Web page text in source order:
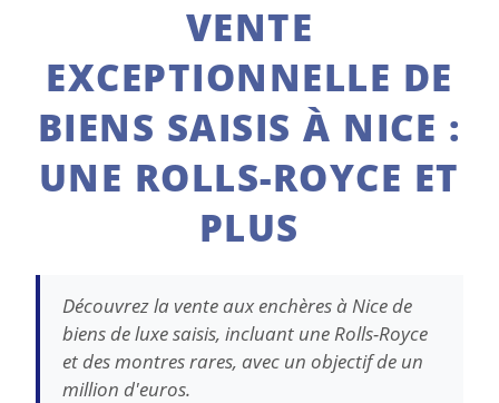
VENTE
EXCEPTIONNELLE DE
BIENS SAISIS À NICE :
UNE ROLLS-ROYCE ET
PLUS
Découvrez la vente aux enchères à Nice de
biens de luxe saisis, incluant une Rolls-Royce
et des montres rares, avec un objectif de un
million d'euros.